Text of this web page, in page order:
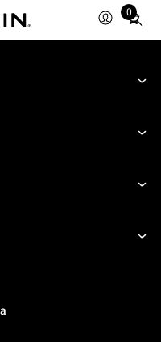
0
Total
items
cart: